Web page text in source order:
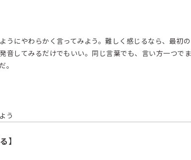
うにやわらかく言ってみよう。難しく感じるなら、最初の
音してみるだけでもいい。同じ言葉でも、言い方一つでま
。
う
】